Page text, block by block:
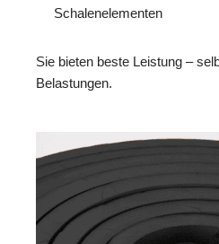
Schalenelementen
Sie bieten beste Leistung –
Belastungen.